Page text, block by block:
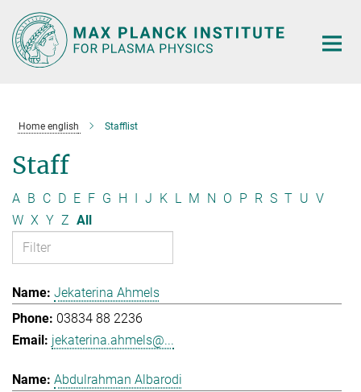
Main-
Content
Home english Stafflist
Staff
A B C D E F G H I J K L M N O P R S T U V
W X Y Z All
Jekaterina Ahmels
03834 88 2236
jekaterina.ahmels@...
Abdulrahman Albarodi